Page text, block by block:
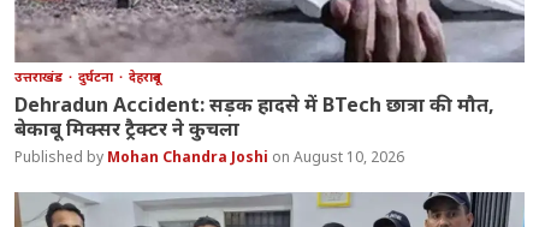
उत्तराखंड दुर्घटना देहरादून
Dehradun Accident: सड़क हादसे में BTech छात्रा की मौत,
बेकाबू मिक्सर ट्रैक्टर ने कुचला
Mohan Chandra Joshi August 10, 2026